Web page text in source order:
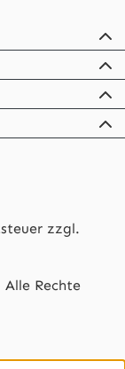
zzgl.
Rechte